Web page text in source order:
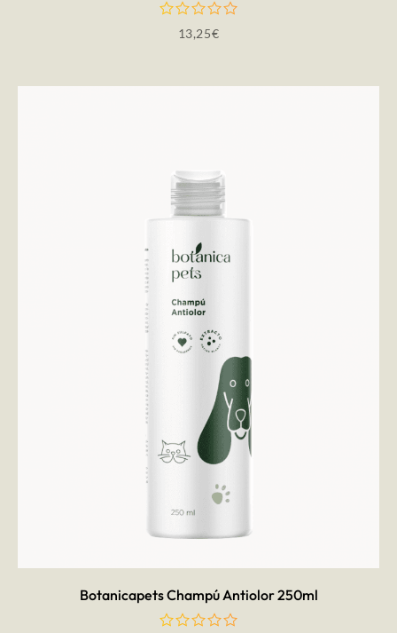
13,25€
AÑADIR AL CARRITO
Botanicapets Champú Antiolor 250ml